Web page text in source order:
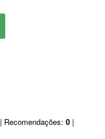
| Recomendações: 0 |